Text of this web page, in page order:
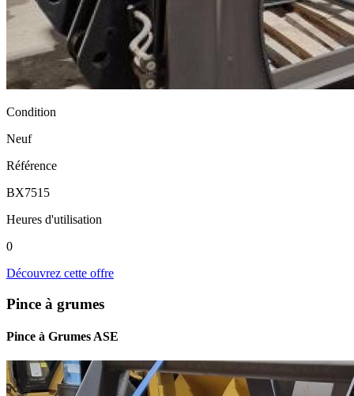
Condition
Neuf
Référence
BX7515
Heures d'utilisation
0
Découvrez cette offre
Pince à grumes
Pince à Grumes ASE